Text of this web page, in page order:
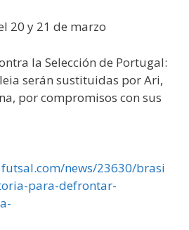
20 y 21 de marzo
la Selección de Portugal:
serán sustituidas por Ari,
por compromisos con sus
news/23630/brasi
para-defrontar-